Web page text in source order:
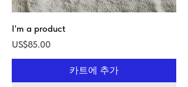
I'm a product
가격
US$85.00
카트에 추가